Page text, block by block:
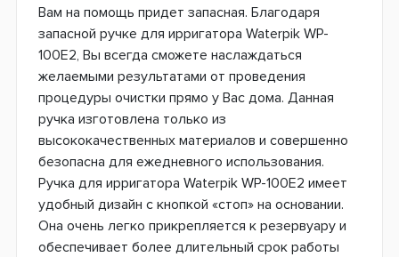
Вам на помощь придет запасная. Благодаря
запасной ручке для ирригатора Waterpik WP-
100E2, Вы всегда сможете наслаждаться
желаемыми результатами от проведения
процедуры очистки прямо у Вас дома. Данная
ручка изготовлена только из
высококачественных материалов и совершенно
безопасна для ежедневного использования.
Ручка для ирригатора Waterpik WP-100E2 имеет
удобный дизайн с кнопкой «стоп» на основании.
Она очень легко прикрепляется к резервуару и
обеспечивает более длительный срок работы